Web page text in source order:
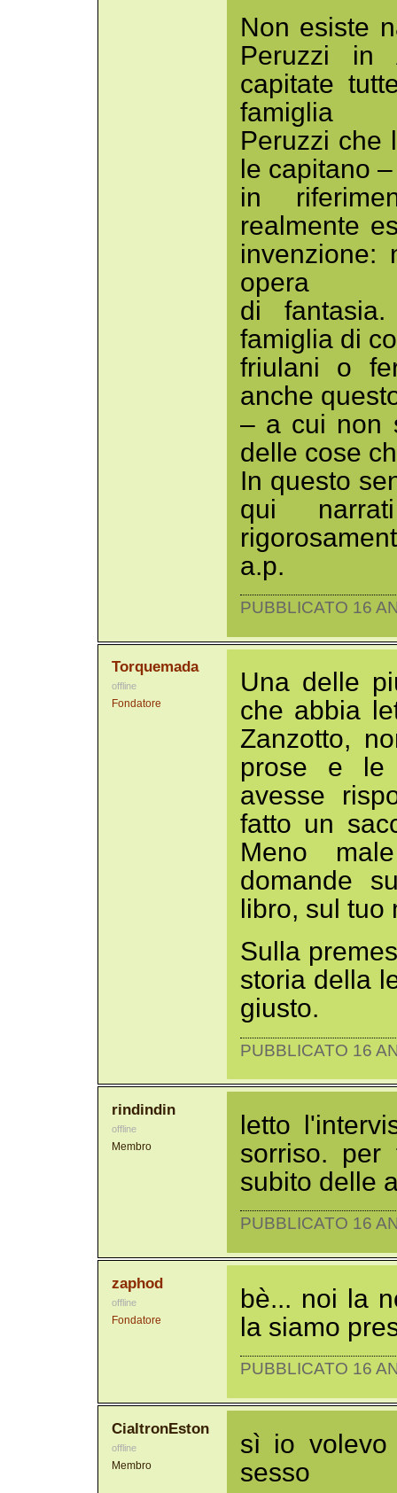
Non esiste
Peruzzi in
capitate
famiglia
Peruzzi che
le capitano
in
realmente
opera
di
famiglia di
friulani o
anche
– a cui non
delle cose
In questo
qui
a.p.
PUBBLICATO 16
Torquemada
offline
Fondatore
Una delle
che abbia
Zanzotto,
prose e le
avesse
fatto un
Meno
domande
libro, sul
Sulla
storia della
giusto.
PUBBLICATO 16
rindindin
offline
Membro
letto
sorriso. per
subito delle
PUBBLICATO 16
zaphod
offline
Fondatore
bè... noi la
la siamo
PUBBLICATO 16
CialtronEston
offline
Membro
sì io
sesso